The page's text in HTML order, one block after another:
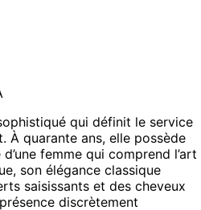
qui définit le service
À quarante ans, elle possède
femme qui comprend l’art
son élégance classique
saisissants et des cheveux
discrètement